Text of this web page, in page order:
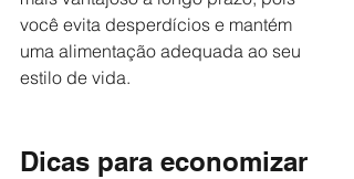
você evita desperdícios e mantém
uma alimentação adequada ao seu
estilo de vida.
Dicas para economizar